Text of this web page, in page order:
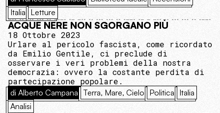
Italia Letture
ACQUE NERE NON SGORGANO PIÙ
18 Ottobre 2023
Urlare al pericolo fascista, come ricordato
da Emilio Gentile, ci preclude di
osservare i veri problemi della nostra
democrazia: ovvero la costante perdita di
partecipazione popolare.
di Alberto Campana Terra, Mare, Cielo Politica Italia
Analisi